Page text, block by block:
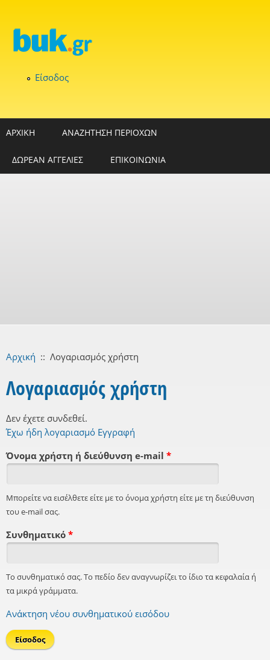
Είσοδος
ΑΡΧΙΚΗ ΑΝΑΖΗΤΗΣΗ ΠΕΡΙΟΧΩΝ
ΔΩΡΕΑΝ ΑΓΓΕΛΙΕΣ ΕΠΙΚΟΙΝΩΝΙΑ
Αρχική :: Λογαριασμός χρήστη
Λογαριασμός χρήστη
Δεν έχετε συνδεθεί.
Έχω ήδη λογαριασμό Εγγραφή
Όνομα χρήστη ή διεύθυνση e-mail *
Μπορείτε να εισέλθετε είτε με το όνομα χρήστη είτε με τη διεύθυνση
του e-mail σας.
Συνθηματικό *
Το συνθηματικό σας. Το πεδίο δεν αναγνωρίζει το ίδιο τα κεφαλαία ή
τα μικρά γράμματα.
Ανάκτηση νέου συνθηματικού εισόδου